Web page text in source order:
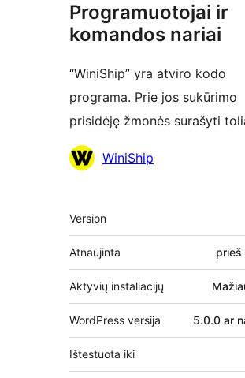
Programuotojai ir
komandos nariai
“WiniShip” yra atviro kodo
programa. Prie jos sukūrimo
prisidėję žmonės surašyti
AutoriaiWiniShip
Metainformacija
Version
Atnaujinta prieš
Aktyvių instaliacijų
WordPress versija 5.0.0 ar
Ištestuota iki